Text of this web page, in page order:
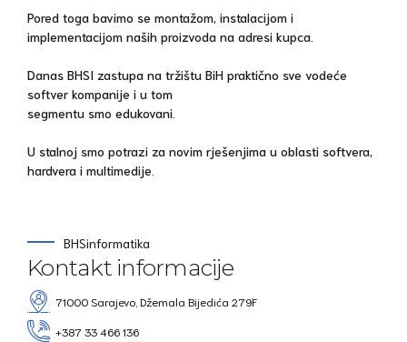
Pored toga bavimo se montažom, instalacijom i
implementacijom naših proizvoda na adresi kupca.
Danas BHSI zastupa na tržištu BiH praktično sve vodeće
softver kompanije i u tom
segmentu smo edukovani.
U stalnoj smo potrazi za novim rješenjima u oblasti softvera,
hardvera i multimedije.
BHSinformatika
Kontakt informacije
71000 Sarajevo, Džemala Bijedića 279F
+387 33 466 136